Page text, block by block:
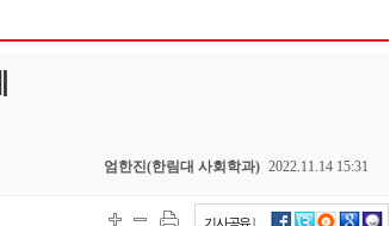
엄한진(한림대 사회학과) 2022.11.14 15:31
기사공유 |